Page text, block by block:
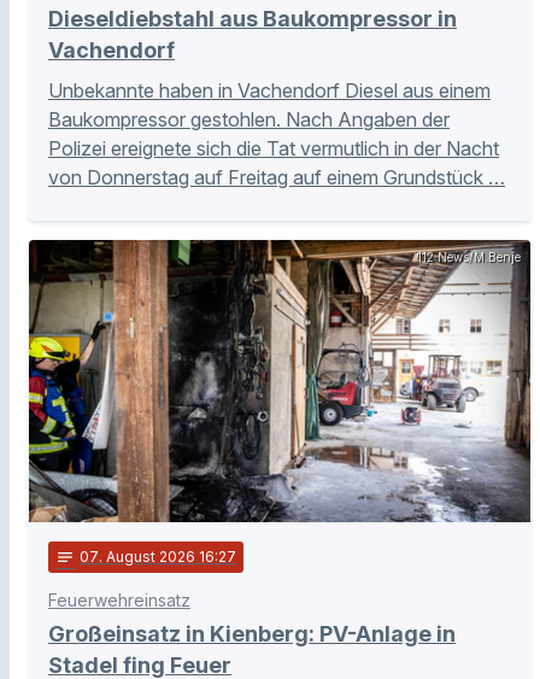
Dieseldiebstahl aus Baukompressor in
Vachendorf
Unbekannte haben in Vachendorf Diesel aus einem
Baukompressor gestohlen. Nach Angaben der
Polizei ereignete sich die Tat vermutlich in der Nacht
von Donnerstag auf Freitag auf einem Grundstück …
112 News/M.Benje
notes 07. August 2026 16:27
Feuerwehreinsatz
Großeinsatz in Kienberg: PV-Anlage in
Stadel fing Feuer